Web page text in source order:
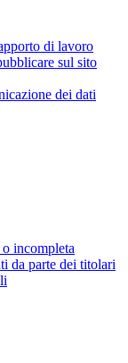
di lavoro
sul sito
dei dati
incompleta
da parte dei titolari